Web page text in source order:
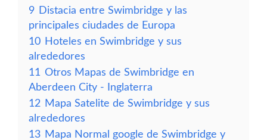
9 Distacia entre Swimbridge y las
principales ciudades de Europa
10 Hoteles en Swimbridge y sus
alrededores
11 Otros Mapas de Swimbridge en
Aberdeen City - Inglaterra
12 Mapa Satelite de Swimbridge y sus
alrededores
13 Mapa Normal google de Swimbridge y